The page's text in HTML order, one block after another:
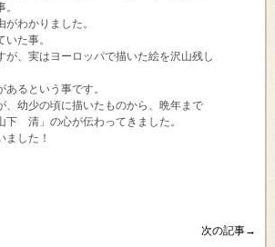
わかりました。
た事。
が、実はヨーロッパで描いた絵を沢山残し
るという事です。
、幼少の頃に描いたものから、晩年まで
下 清」の心が伝わってきました。
ました！
次の記事→